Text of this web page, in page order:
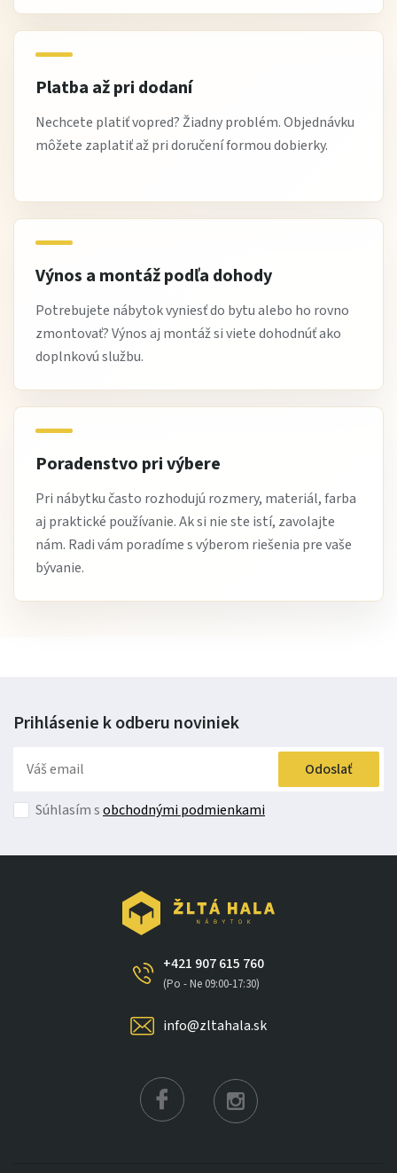
Platba až pri dodaní
Nechcete platiť vopred? Žiadny problém. Objednávku
môžete zaplatiť až pri doručení formou dobierky.
Výnos a montáž podľa dohody
Potrebujete nábytok vyniesť do bytu alebo ho rovno
zmontovať? Výnos aj montáž si viete dohodnúť ako
doplnkovú službu.
Poradenstvo pri výbere
Pri nábytku často rozhodujú rozmery, materiál, farba
aj praktické používanie. Ak si nie ste istí, zavolajte
nám. Radi vám poradíme s výberom riešenia pre vaše
bývanie.
Prihlásenie k odberu noviniek
Odoslať
Súhlasím sobchodnými podmienkami
+421 907 615 760
(Po - Ne 09:00-17:30)
info@zltahala.sk